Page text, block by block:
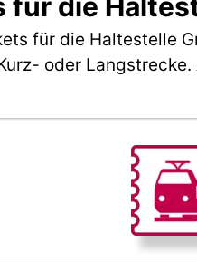
für die Haltestelle
oder